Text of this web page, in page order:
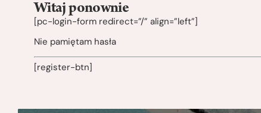
Witaj ponownie
[pc-login-form redirect=”/” align=”left”]
Nie pamiętam hasła
[register-btn]